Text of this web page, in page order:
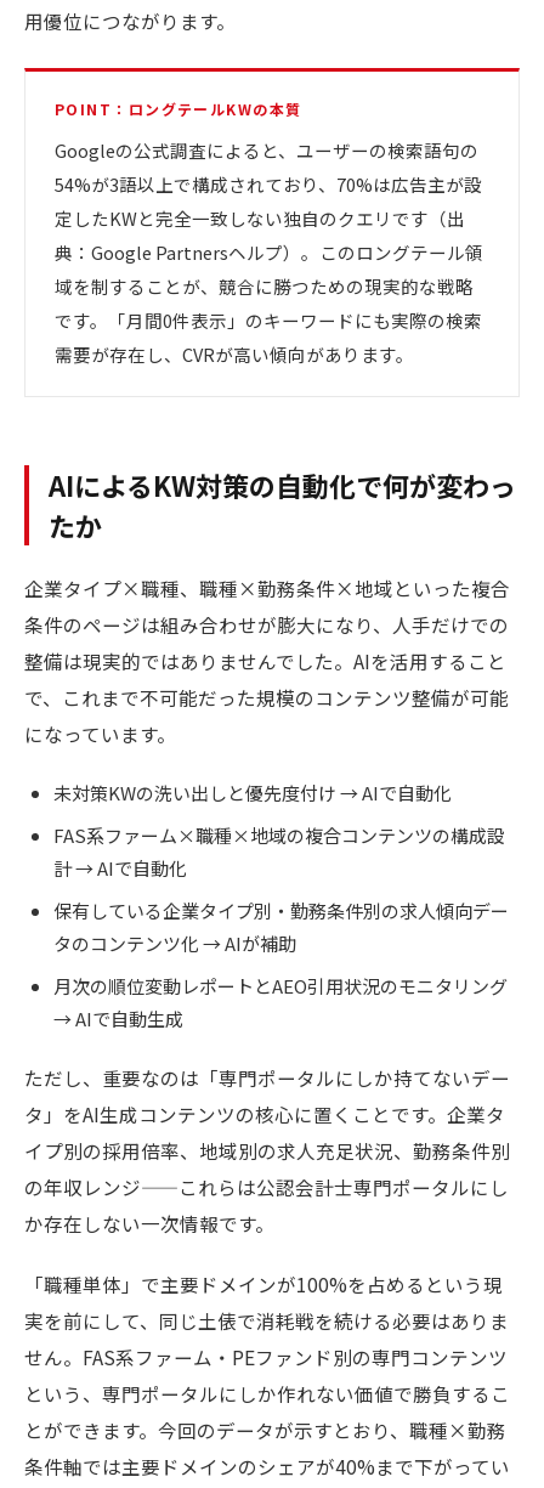
用優位につながります。
POINT：ロングテールKWの本質
Googleの公式調査によると、ユーザーの検索語句の
54%が3語以上で構成されており、70%は広告主が設
定したKWと完全一致しない独自のクエリです（出
典：Google Partnersヘルプ）。このロングテール領
域を制することが、競合に勝つための現実的な戦略
です。「月間0件表示」のキーワードにも実際の検索
需要が存在し、CVRが高い傾向があります。
AIによるKW対策の自動化で何が変わっ
たか
企業タイプ×職種、職種×勤務条件×地域といった複合
条件のページは組み合わせが膨大になり、人手だけでの
整備は現実的ではありませんでした。AIを活用すること
で、これまで不可能だった規模のコンテンツ整備が可能
になっています。
未対策KWの洗い出しと優先度付け → AIで自動化
FAS系ファーム×職種×地域の複合コンテンツの構成設
計 → AIで自動化
保有している企業タイプ別・勤務条件別の求人傾向デー
タのコンテンツ化 → AIが補助
月次の順位変動レポートとAEO引用状況のモニタリング
→ AIで自動生成
ただし、重要なのは「専門ポータルにしか持てないデー
タ」をAI生成コンテンツの核心に置くことです。企業タ
イプ別の採用倍率、地域別の求人充足状況、勤務条件別
の年収レンジ——これらは公認会計士専門ポータルにし
か存在しない一次情報です。
「職種単体」で主要ドメインが100%を占めるという現
実を前にして、同じ土俵で消耗戦を続ける必要はありま
せん。FAS系ファーム・PEファンド別の専門コンテンツ
という、専門ポータルにしか作れない価値で勝負するこ
とができます。今回のデータが示すとおり、職種×勤務
条件軸では主要ドメインのシェアが40%まで下がってい